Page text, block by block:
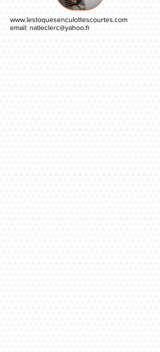
www.lestoquesenculottescourtes.com
email: natleclerc@yahoo.fr